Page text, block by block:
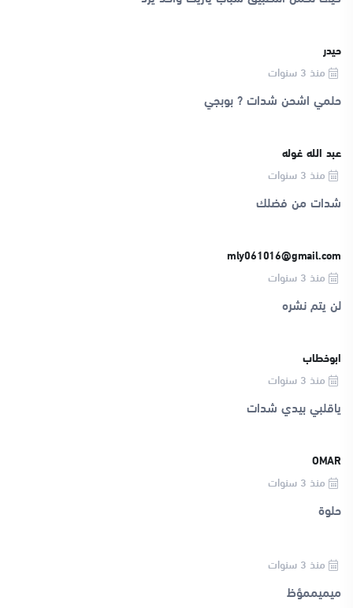
حيدر
منذ 3 سنوات
حلمي اشحن شدات ? بوبجي
عبد الله غوله
منذ 3 سنوات
شدات من فضلك
mly061016@gmail.com
منذ 3 سنوات
لن يتم نشره
ابوخطاب
منذ 3 سنوات
ياقلبي بيدي شدات
OMAR
منذ 3 سنوات
حلوة
منذ 3 سنوات
ميميممؤظ